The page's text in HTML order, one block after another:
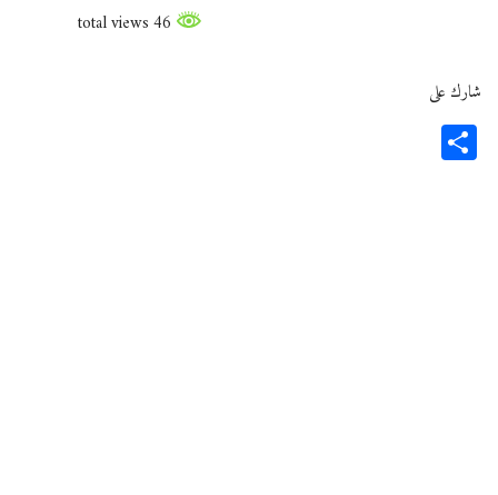
شارك على